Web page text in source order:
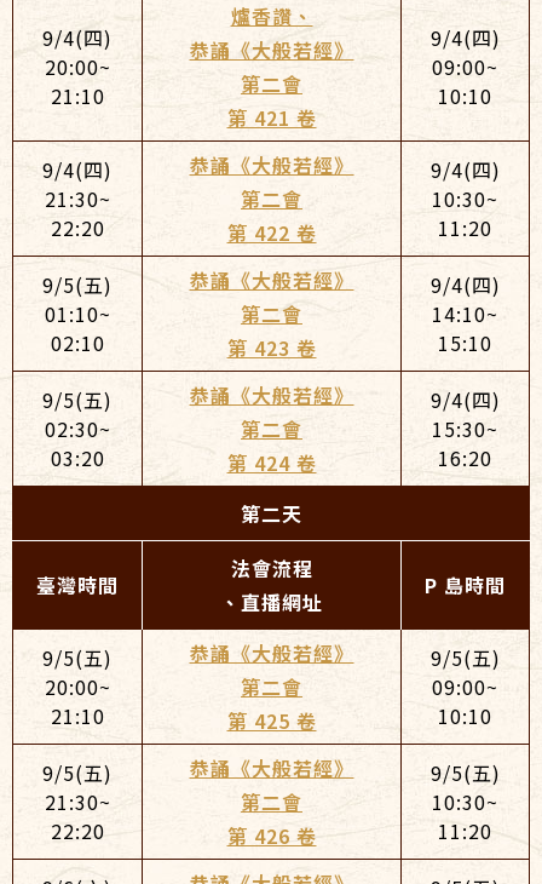
9/4(四)
20:00~
21:10
爐香讚、
恭誦《大般若經》
第二會
第 421 卷
9/4(四)
09:00~
10:10
9/4(四)
21:30~
22:20
恭誦《大般若經》
第二會
第 422 卷
9/4(四)
10:30~
11:20
9/5(五)
01:10~
02:10
恭誦《大般若經》
第二會
第 423 卷
9/4(四)
14:10~
15:10
9/5(五)
02:30~
03:20
恭誦《大般若經》
第二會
第 424 卷
9/4(四)
15:30~
16:20
第二天
臺灣時間
法會流程
、直播網址
P 島時間
9/5(五)
20:00~
21:10
恭誦《大般若經》
第二會
第 425 卷
9/5(五)
09:00~
10:10
9/5(五)
21:30~
22:20
恭誦《大般若經》
第二會
第 426 卷
9/5(五)
10:30~
11:20